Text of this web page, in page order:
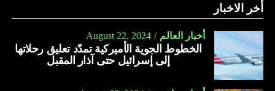
أخر الاخبار
أخبار العالم August 22, 2024
الخطوط الجوية الأميركية تمدّد تعليق رحلاتها
إلى إسرائيل حتى آذار المقبل